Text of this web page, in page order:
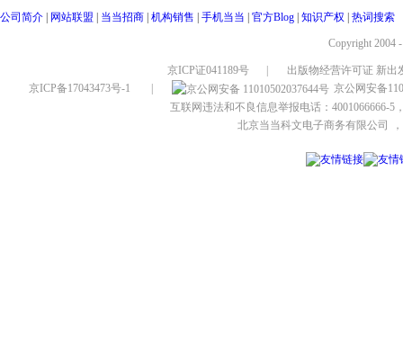
公司简介 网站联盟 当当招商 机构销售 手机当当 官方Blog 知识产权 热词搜索
Copyright 2004
京ICP证041189号
出版物经营许可证 新出
京ICP备17043473号-1
京公网安备
互联网违法和不良信息举报电话：4001066666-5
北京当当科文电子商务有限公司